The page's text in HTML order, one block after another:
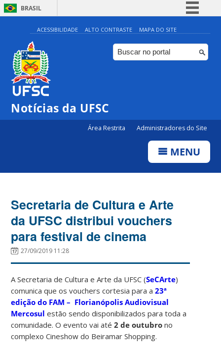
BRASIL
Simplifique!
Comunica BR
Participe
ACESSIBILIDADE ALTO CONTRASTE MAPA DO SITE
Notícias da UFSC
Área Restrita Administradores do Site
MENU
Secretaria de Cultura e Arte
da UFSC distribui vouchers
para festival de cinema
27/09/2019 11:28
A Secretaria de Cultura e Arte da UFSC (SeCArte)
comunica que os vouchers cortesia para a23ª
edição do FAM – Florianópolis Audiovisual
Mercosul estão sendo disponibilizados para toda a
comunidade. O evento vai até2 de outubro no
complexo Cineshow do Beiramar Shopping.